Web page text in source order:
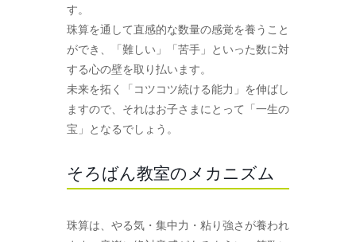
す。
珠算を通して直感的な数量の感覚を養うこと
ができ、「難しい」「苦手」といった数に対
する心の壁を取り払います。
未来を拓く「コツコツ続ける能力」を伸ばし
ますので、それはお子さまにとって「一生の
宝」となるでしょう。
そろばん教室のメカニズム
珠算は、やる気・集中力・粘り強さが養われ